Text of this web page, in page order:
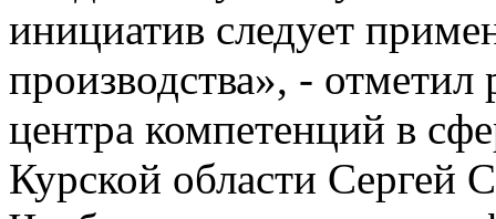
инициатив следует
производства», - отметил
центра компетенций в
Курской области Сергей